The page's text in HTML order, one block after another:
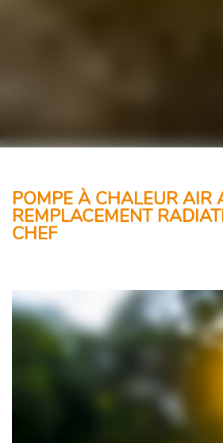
POMPE À CHALEUR AIR
REMPLACEMENT
CHEF